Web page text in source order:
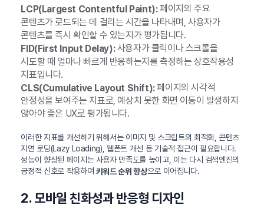
LCP(Largest Contentful Paint):페이지의 주요
콘텐츠가 로드되는 데 걸리는 시간을 나타내며, 사용자가
콘텐츠를 즉시 확인할 수 있는지가 평가됩니다.
FID(First Input Delay):사용자가 클릭이나 스크롤을
시도할 때 얼마나 빠르게 반응하는지를 측정하는 상호작용성
지표입니다.
CLS(Cumulative Layout Shift):페이지의 시각적
안정성을 보여주는 지표로, 예상치 못한 화면 이동이 발생하지
않아야 좋은 UX로 평가됩니다.
이러한 지표를 개선하기 위해서는 이미지 및 스크립트의 최적화, 콘텐츠
지연 로딩(Lazy Loading), 웹폰트 개선 등 기술적 접근이 필요합니다.
성능이 향상된 페이지는 사용자 만족도를 높이고, 이는 다시 검색엔진의
긍정적 신호로 작용하여 키워드 순위 향상으로 이어집니다.
2. 모바일 친화성과 반응형 디자인